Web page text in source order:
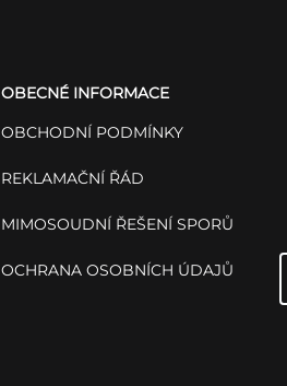
OBECNÉ INFORMACE
OBCHODNÍ PODMÍNKY
REKLAMAČNÍ ŘÁD
MIMOSOUDNÍ ŘEŠENÍ SPORŮ
OCHRANA OSOBNÍCH ÚDAJŮ